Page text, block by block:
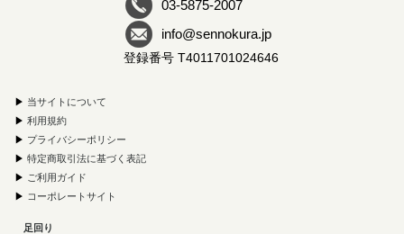
03-5875-2007
info@sennokura.jp
登録番号 T4011701024646
▶ 当サイトについて
▶ 利用規約
▶ プライバシーポリシー
▶ 特定商取引法に基づく表記
▶ ご利用ガイド
▶ コーポレートサイト
足回り